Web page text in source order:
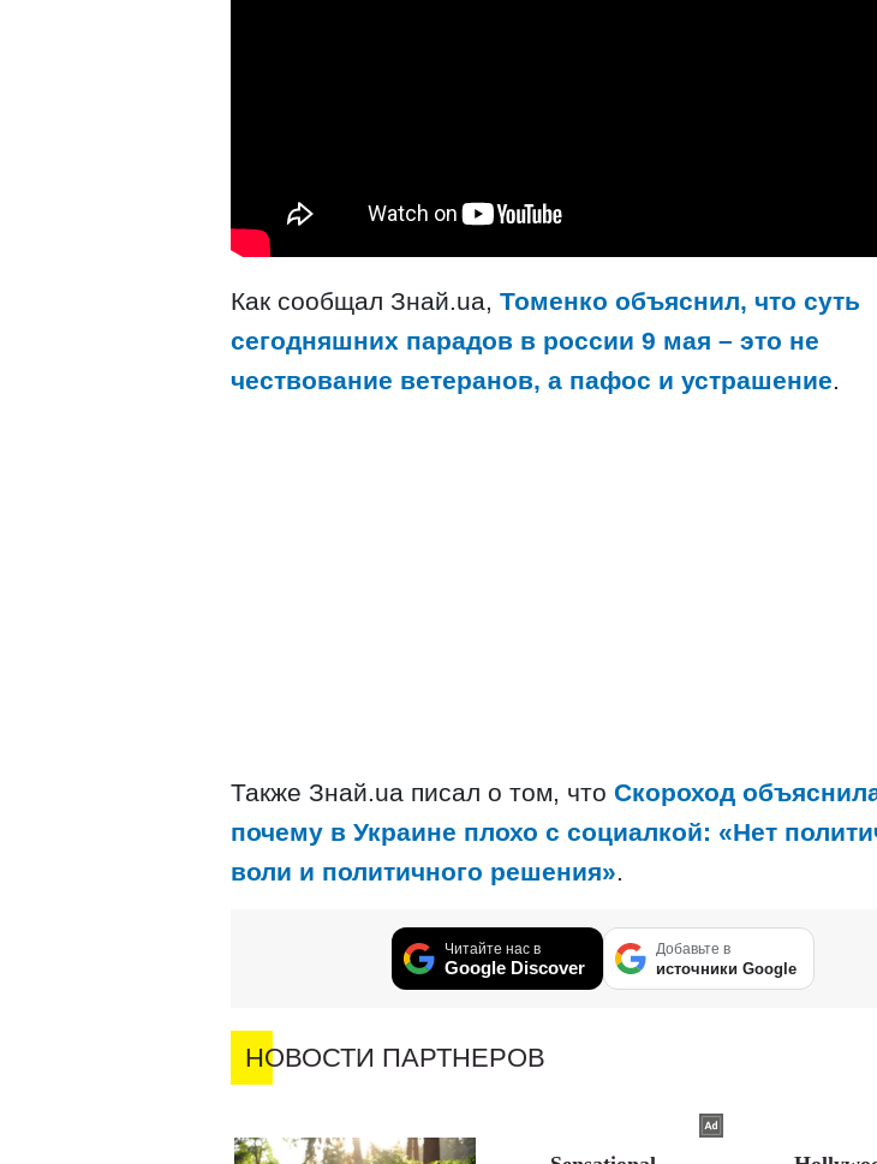
Как сообщал Знай.ua, Томенко объяснил, что суть
сегодняшних парадов в россии 9 мая – это не
чествование ветеранов, а пафос и устрашение.
Также Знай.ua писал о том, что Скороход
почему в Украине плохо с социалкой: «Нет
воли и политичного решения».
Читайте нас в
Google Discover
Добавьте в
источники Google
НОВОСТИ ПАРТНЕРОВ